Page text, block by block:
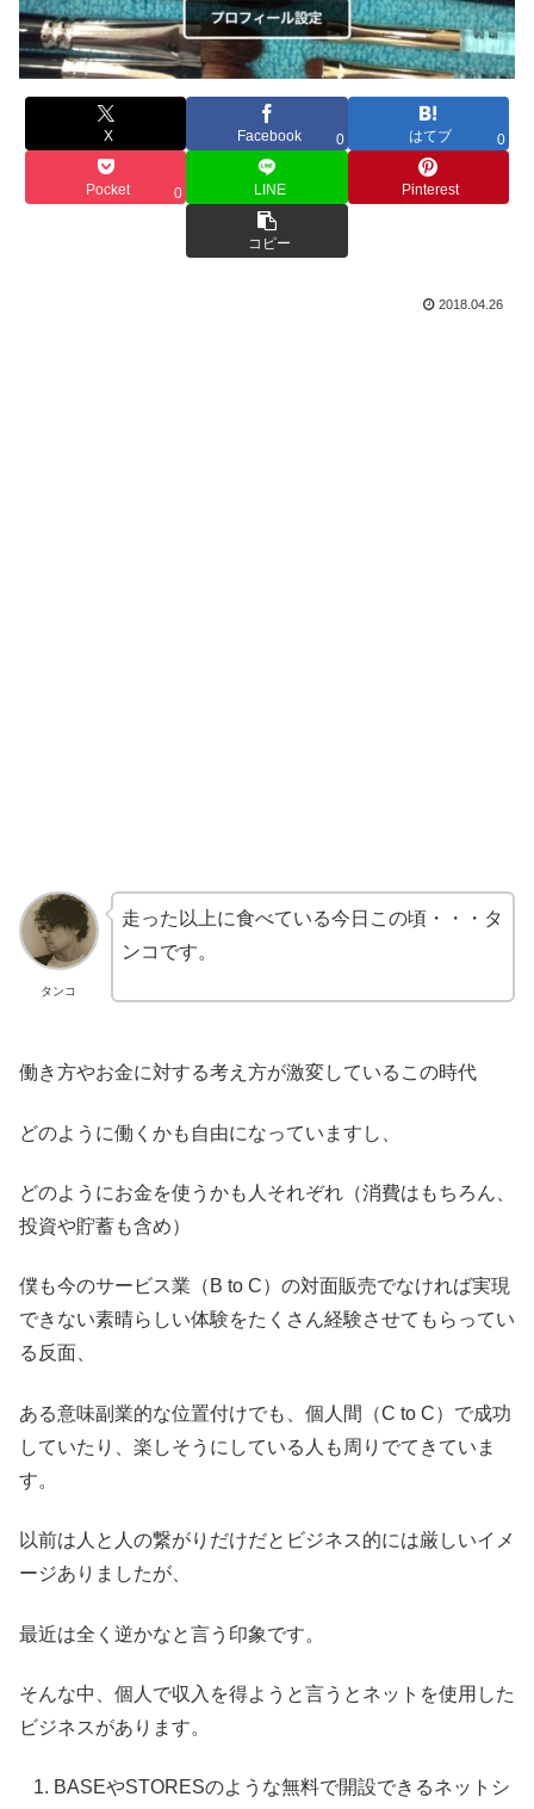
X Facebook 0 はてブ 0
Pocket 0 LINE Pinterest
コピー
2018.04.26
タンコ
走った以上に食べている今日この頃・・・タ
ンコです。
働き方やお金に対する考え方が激変しているこの時代
どのように働くかも自由になっていますし、
どのようにお金を使うかも人それぞれ（消費はもちろん、
投資や貯蓄も含め）
僕も今のサービス業（B to C）の対面販売でなければ実現
できない素晴らしい体験をたくさん経験させてもらってい
る反面、
ある意味副業的な位置付けでも、個人間（C to C）で成功
していたり、楽しそうにしている人も周りでてきていま
す。
以前は人と人の繋がりだけだとビジネス的には厳しいイメ
ージありましたが、
最近は全く逆かなと言う印象です。
そんな中、個人で収入を得ようと言うとネットを使用した
ビジネスがあります。
BASEやSTORESのような無料で開設できるネットシ